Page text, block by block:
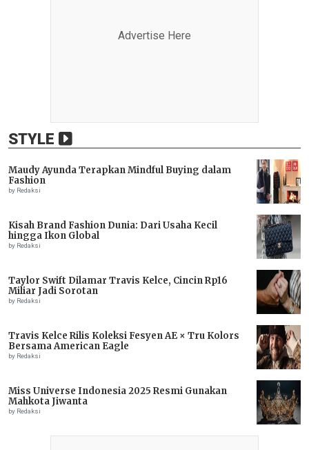
Advertise Here
STYLE
Maudy Ayunda Terapkan Mindful Buying dalam
Fashion
by Redaksi
Kisah Brand Fashion Dunia: Dari Usaha Kecil
hingga Ikon Global
by Redaksi
Taylor Swift Dilamar Travis Kelce, Cincin Rp16
Miliar Jadi Sorotan
by Redaksi
Travis Kelce Rilis Koleksi Fesyen AE × Tru Kolors
Bersama American Eagle
by Redaksi
Miss Universe Indonesia 2025 Resmi Gunakan
Mahkota Jiwanta
by Redaksi